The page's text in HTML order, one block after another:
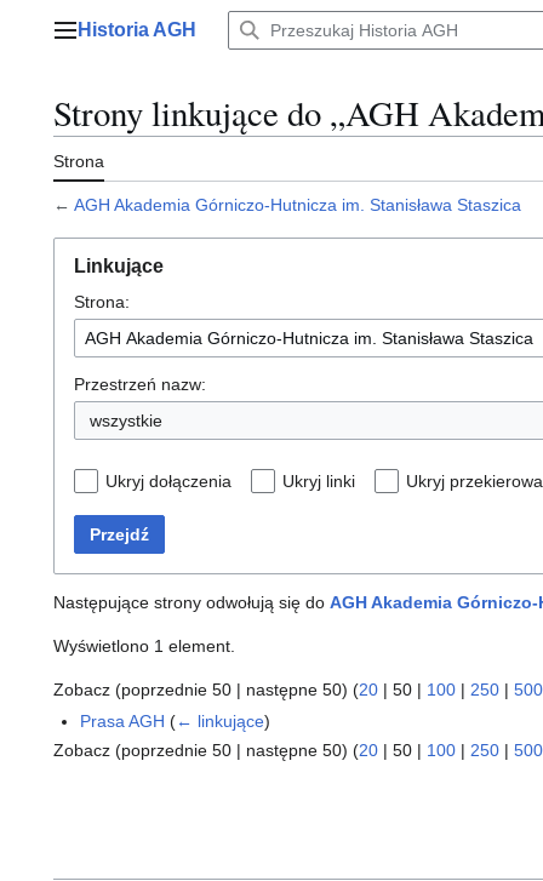
Menu główne
Historia AGH
Strony linkujące do „AGH
Strona
← AGH Akademia Górniczo-Hutnicza im. Stanisława Staszica
Linkujące
Strona:
Przestrzeń nazw:
wszystkie
Ukryj dołączenia Ukryj linki Ukryj
Przejdź
Następujące strony odwołują się do AGH Akademia
Wyświetlono 1 element.
Zobacz (poprzednie 50 | następne 50) (20 | 50 | 100 | 250 | 500
Prasa AGH (← linkujące)
Zobacz (poprzednie 50 | następne 50) (20 | 50 | 100 | 250 | 500